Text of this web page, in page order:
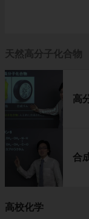
天然高分子化合物
高
合
高校化学